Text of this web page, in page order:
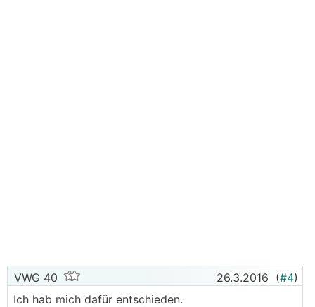
VWG 40 26.3.2016 (#4)
Ich hab mich dafür entschieden.